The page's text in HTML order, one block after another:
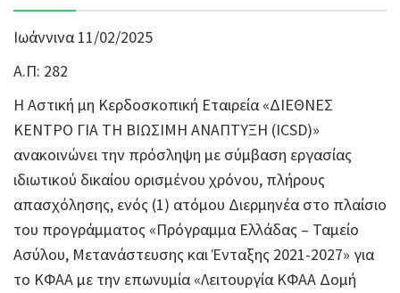
Ιωάννινα 11/02/2025
Α.Π: 282
Η Αστική μη Κερδοσκοπική Εταιρεία «ΔΙΕΘΝΕΣ
ΚΕΝΤΡΟ ΓΙΑ ΤΗ ΒΙΩΣΙΜΗ ΑΝΑΠΤΥΞΗ (ICSD)»
ανακοινώνει την πρόσληψη με σύμβαση εργασίας
ιδιωτικού δικαίου ορισμένου χρόνου, πλήρους
απασχόλησης, ενός (1) ατόμου Διερμηνέα στο πλαίσιο
του προγράμματος «Πρόγραμμα Ελλάδας – Ταμείο
Ασύλου, Μετανάστευσης και Ένταξης 2021-2027» για
το ΚΦΑΑ με την επωνυμία «Λειτουργία ΚΦΑΑ Δομή